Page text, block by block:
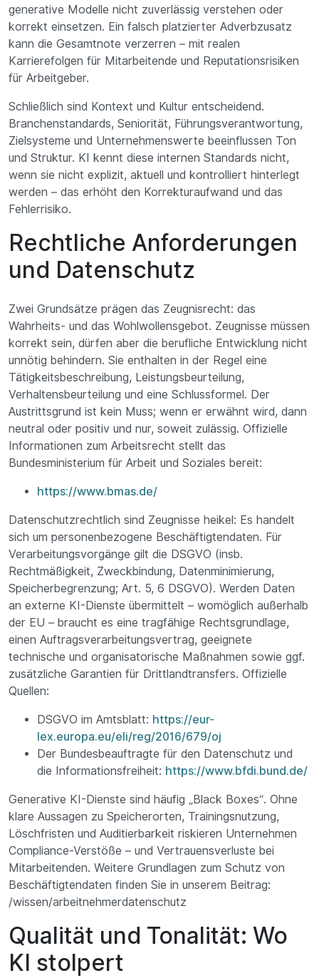
generative Modelle nicht zuverlässig verstehen oder
korrekt einsetzen. Ein falsch platzierter Adverbzusatz
kann die Gesamtnote verzerren – mit realen
Karrierefolgen für Mitarbeitende und Reputationsrisiken
für Arbeitgeber.
Schließlich sind Kontext und Kultur entscheidend.
Branchenstandards, Seniorität, Führungsverantwortung,
Zielsysteme und Unternehmenswerte beeinflussen Ton
und Struktur. KI kennt diese internen Standards nicht,
wenn sie nicht explizit, aktuell und kontrolliert hinterlegt
werden – das erhöht den Korrekturaufwand und das
Fehlerrisiko.
Rechtliche Anforderungen
und Datenschutz
Zwei Grundsätze prägen das Zeugnisrecht: das
Wahrheits- und das Wohlwollensgebot. Zeugnisse müssen
korrekt sein, dürfen aber die berufliche Entwicklung nicht
unnötig behindern. Sie enthalten in der Regel eine
Tätigkeitsbeschreibung, Leistungsbeurteilung,
Verhaltensbeurteilung und eine Schlussformel. Der
Austrittsgrund ist kein Muss; wenn er erwähnt wird, dann
neutral oder positiv und nur, soweit zulässig. Offizielle
Informationen zum Arbeitsrecht stellt das
Bundesministerium für Arbeit und Soziales bereit:
https://www.bmas.de/
Datenschutzrechtlich sind Zeugnisse heikel: Es handelt
sich um personenbezogene Beschäftigtendaten. Für
Verarbeitungsvorgänge gilt die DSGVO (insb.
Rechtmäßigkeit, Zweckbindung, Datenminimierung,
Speicherbegrenzung; Art. 5, 6 DSGVO). Werden Daten
an externe KI-Dienste übermittelt – womöglich außerhalb
der EU – braucht es eine tragfähige Rechtsgrundlage,
einen Auftragsverarbeitungsvertrag, geeignete
technische und organisatorische Maßnahmen sowie ggf.
zusätzliche Garantien für Drittlandtransfers. Offizielle
Quellen:
DSGVO im Amtsblatt: https://eur-
lex.europa.eu/eli/reg/2016/679/oj
Der Bundesbeauftragte für den Datenschutz und
die Informationsfreiheit: https://www.bfdi.bund.de/
Generative KI-Dienste sind häufig „Black Boxes“. Ohne
klare Aussagen zu Speicherorten, Trainingsnutzung,
Löschfristen und Auditierbarkeit riskieren Unternehmen
Compliance-Verstöße – und Vertrauensverluste bei
Mitarbeitenden. Weitere Grundlagen zum Schutz von
Beschäftigtendaten finden Sie in unserem Beitrag:
/wissen/arbeitnehmerdatenschutz
Qualität und Tonalität: Wo
KI stolpert